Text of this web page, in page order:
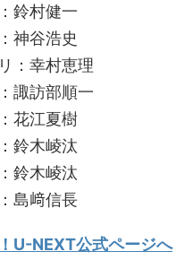
鈴村健一
神谷浩史
：幸村恵理
諏訪部順一
花江夏樹
鈴木崚汰
鈴木崚汰
島﨑信長
U-NEXT公式ページへ